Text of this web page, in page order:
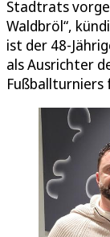
Stadtrats
Waldbröl“,
ist der 48-
als Ausrichter
Fußballturniers